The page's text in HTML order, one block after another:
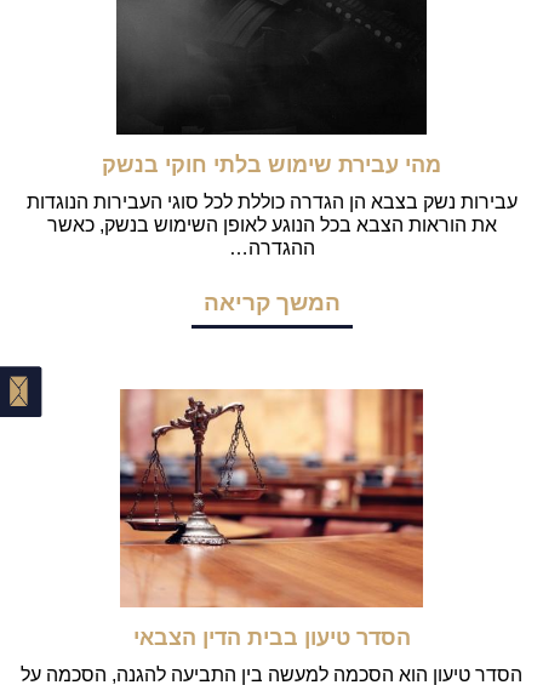
מהי עבירת שימוש בלתי חוקי בנשק
עבירות נשק בצבא הן הגדרה כוללת לכל סוגי העבירות הנוגדות
את הוראות הצבא בכל הנוגע לאופן השימוש בנשק, כאשר
ההגדרה…
המשך קריאה
הסדר טיעון בבית הדין הצבאי
הסדר טיעון הוא הסכמה למעשה בין התביעה להגנה, הסכמה על